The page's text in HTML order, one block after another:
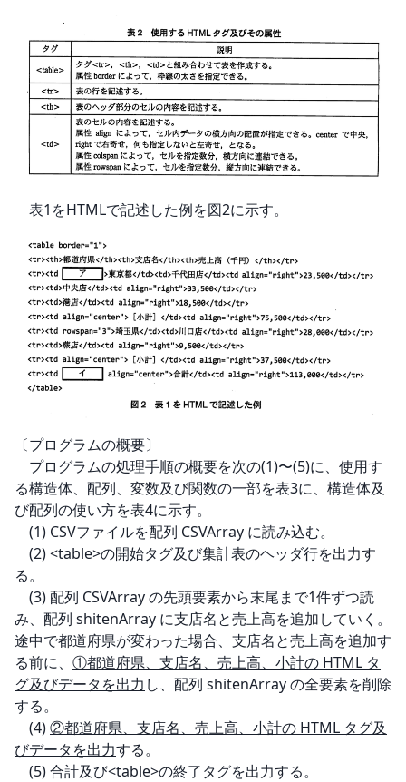
表1をHTMLで記述した例を図2に示す。
〔プログラムの概要〕
プログラムの処理手順の概要を次の(1)〜(5)に、使用す
る構造体、配列、変数及び関数の一部を表3に、構造体及
び配列の使い方を表4に示す。
(1) CSVファイルを配列 CSVArray に読み込む。
(2) <table>の開始タグ及び集計表のヘッダ行を出力す
る。
(3) 配列 CSVArray の先頭要素から末尾まで1件ずつ読
み、配列 shitenArray に支店名と売上高を追加していく。
途中で都道府県が変わった場合、支店名と売上高を追加す
る前に、 ①都道府県、支店名、売上高、小計の HTML タ
グ及びデータを出力 し、配列 shitenArray の全要素を削除
する。
(4) ②都道府県、支店名、売上高、小計の HTML タグ及
びデータを出力する。
(5) 合計及び<table>の終了タグを出力する。